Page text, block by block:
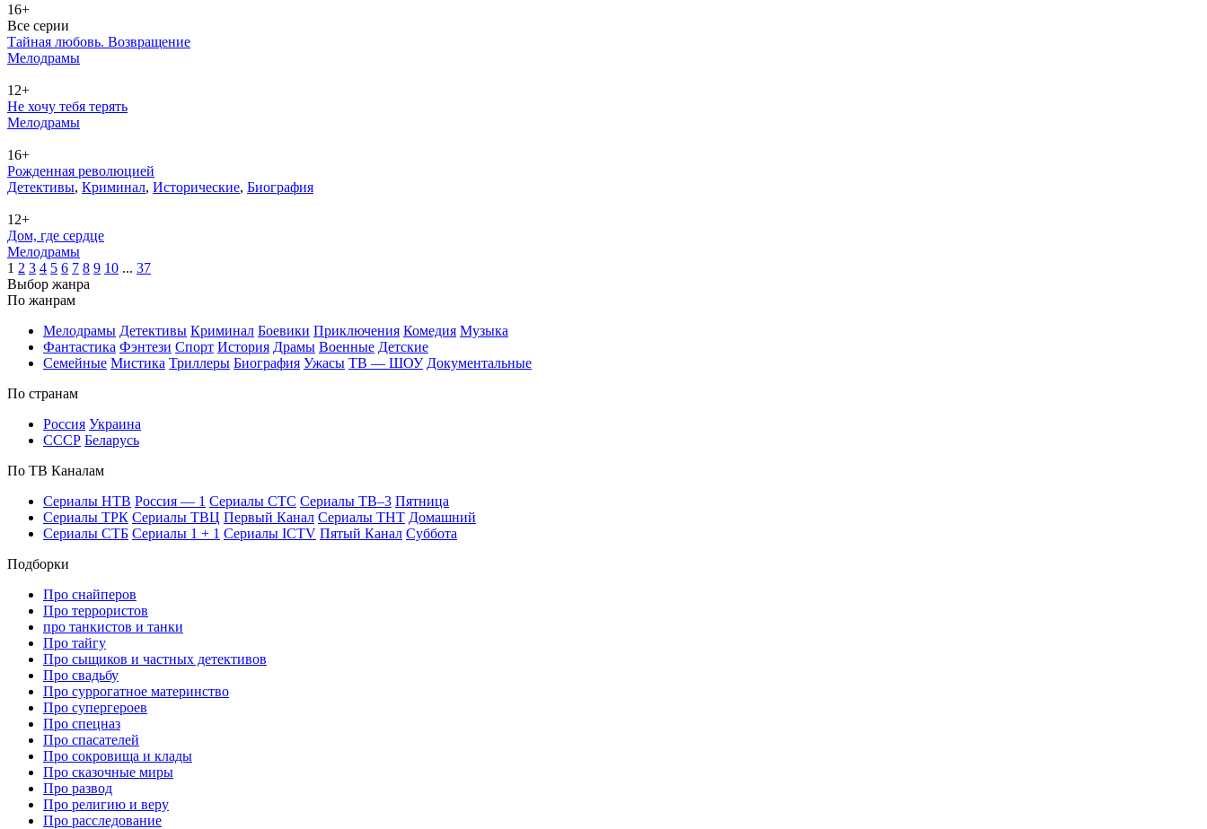
16+
Все серии
Тайная любовь. Возвращение
Ме­ло­дра­мы
12+
Не хочу тебя терять
Ме­ло­дра­мы
16+
Рожденная революцией
Де­тек­ти­вы, Кри­ми­нал, Ис­то­ри­че­ские, Био­гра­фия
12+
Дом, где сердце
Ме­ло­дра­мы
1 2 3 4 5 6 7 8 9 10 ... 37
Вы­бор жан­ра
По жан­рам
Ме­ло­дра­мы Де­тек­ти­вы Кри­ми­нал Бое­ви­ки При­клю­че­ния Ко­ме­дия Му­зы­ка
Фан­та­сти­ка Фэн­те­зи Спорт Ис­то­рия Дра­мы Во­ен­ные Дет­ские
Се­мей­ные Мис­ти­ка Трил­ле­ры Био­гра­фия Ужа­сы ТВ — ШОУ До­ку­мен­таль­ные
По стра­нам
Рос­сия Ук­раи­на
СССР Бе­ла­русь
По ТВ Ка­на­лам
Се­риа­лы НТВ Рос­сия — 1 Се­риа­лы СТС Се­риа­лы ТВ–3 Пят­ни­ца
Се­риа­лы ТРК Се­риа­лы ТВЦ Пер­вый Ка­нал Се­риа­лы ТНТ До­маш­ний
Се­риа­лы СТБ Се­риа­лы 1 + 1 Се­риа­лы ICTV Пя­тый Ка­нал Суб­бо­та
Подборки
Про снайперов
Про террористов
про танкистов и танки
Про тайгу
Про сыщиков и частных детективов
Про свадьбу
Про суррогатное материнство
Про супергероев
Про спецназ
Про спасателей
Про сокровища и клады
Про сказочные миры
Про развод
Про религию и веру
Про расследование